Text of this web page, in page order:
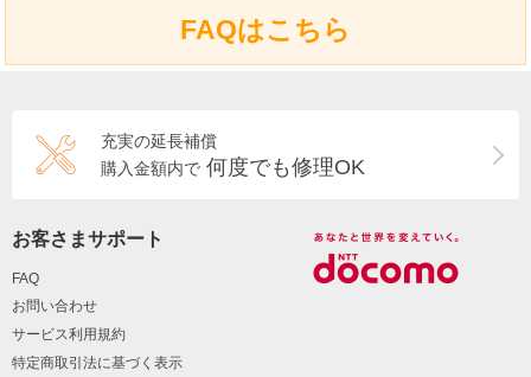
FAQはこちら
充実の延長補償
購入金額内で 何度でも修理OK
お客さまサポート
FAQ
お問い合わせ
サービス利用規約
特定商取引法に基づく表示